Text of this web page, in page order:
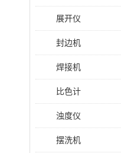
展开仪
封边机
焊接机
比色计
浊度仪
摆洗机